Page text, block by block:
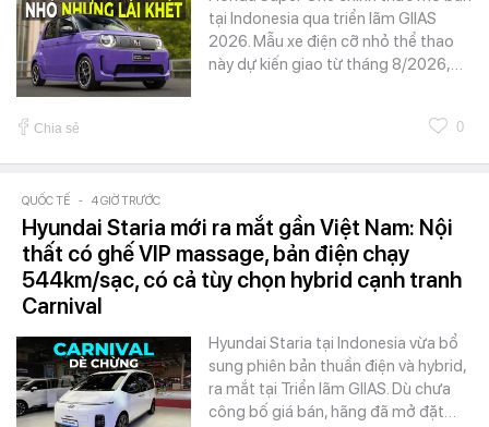
tại Indonesia qua triển lãm GIIAS
2026. Mẫu xe điện cỡ nhỏ thể thao
này dự kiến giao từ tháng 8/2026,…
Chia sẻ 0
QUỐC TẾ - 4 GIỜ TRƯỚC
Hyundai Staria mới ra mắt gần Việt Nam: Nội
thất có ghế VIP massage, bản điện chạy
544km/sạc, có cả tùy chọn hybrid cạnh tranh
Carnival
Hyundai Staria tại Indonesia vừa bổ
sung phiên bản thuần điện và hybrid,
ra mắt tại Triển lãm GIIAS. Dù chưa
công bố giá bán, hãng đã mở đặt…